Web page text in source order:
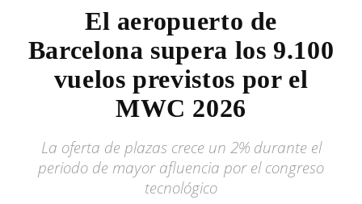
El aeropuerto de
Barcelona supera los 9.100
vuelos previstos por el
MWC 2026
La oferta de plazas crece un 2% durante el
periodo de mayor afluencia por el congreso
tecnológico